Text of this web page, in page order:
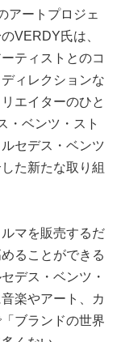
アートプロジェ
VERDY氏は、
ティストとのコ
ィレクションな
エイターのひと
・ベンツ・スト
セデス・ベンツ
た新たな取り組
マを販売するだ
ることができる
デス・ベンツ・
楽やアート、カ
ブランドの世界